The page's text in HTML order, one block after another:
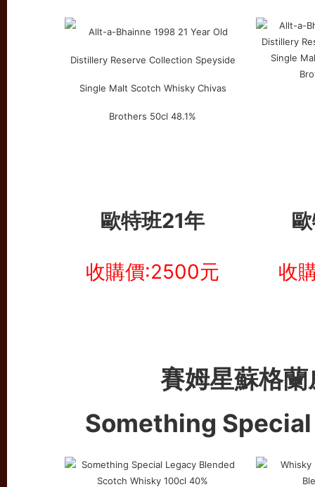
歐特班21年
收購價:2500元 收
賽姆星蘇格
Something